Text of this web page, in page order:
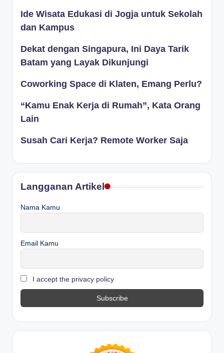
Ide Wisata Edukasi di Jogja untuk Sekolah
dan Kampus
Dekat dengan Singapura, Ini Daya Tarik
Batam yang Layak Dikunjungi
Coworking Space di Klaten, Emang Perlu?
“Kamu Enak Kerja di Rumah”, Kata Orang
Lain
Susah Cari Kerja? Remote Worker Saja
Langganan Artikel
Nama Kamu
Email Kamu
I accept the privacy policy